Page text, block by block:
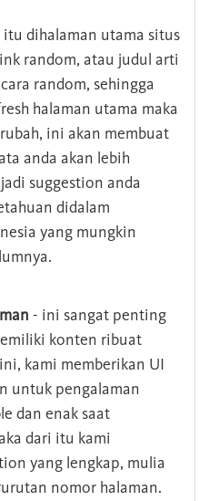
dihalaman utama situs
random, atau judul arti
random, sehingga
halaman utama maka
ini akan membuat
anda akan lebih
suggestion anda
didalam
yang mungkin
- ini sangat penting
konten ribuat
kami memberikan UI
untuk pengalaman
dan enak saat
dari itu kami
yang lengkap, mulia
nomor halaman.